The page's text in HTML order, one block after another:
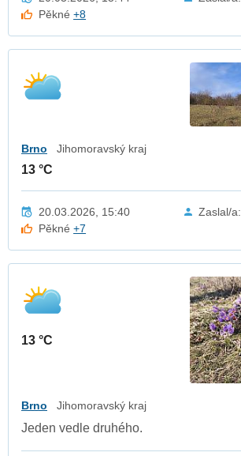
Pěkné+8
Brno Jihomoravský kraj
13 °C
20.03.2026, 15:40 Zaslal/a:
Pěkné+7
13 °C
Brno Jihomoravský kraj
Jeden vedle druhého.